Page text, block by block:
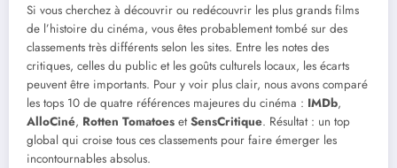
Si vous cherchez à découvrir ou redécouvrir les plus grands films
de l’histoire du cinéma, vous êtes probablement tombé sur des
classements très différents selon les sites. Entre les notes des
critiques, celles du public et les goûts culturels locaux, les écarts
peuvent être importants. Pour y voir plus clair, nous avons comparé
les tops 10 de quatre références majeures du cinéma : IMDb,
AlloCiné, Rotten Tomatoes etSensCritique. Résultat : un top
global qui croise tous ces classements pour faire émerger les
incontournables absolus.